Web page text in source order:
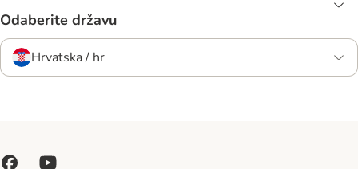
Odaberite državu
Hrvatska / hr